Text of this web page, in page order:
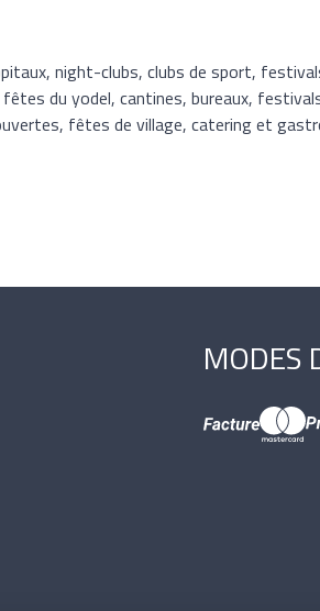
night-clubs, clubs de sport,
du yodel, cantines, bureaux,
fêtes de village, catering et
MODES